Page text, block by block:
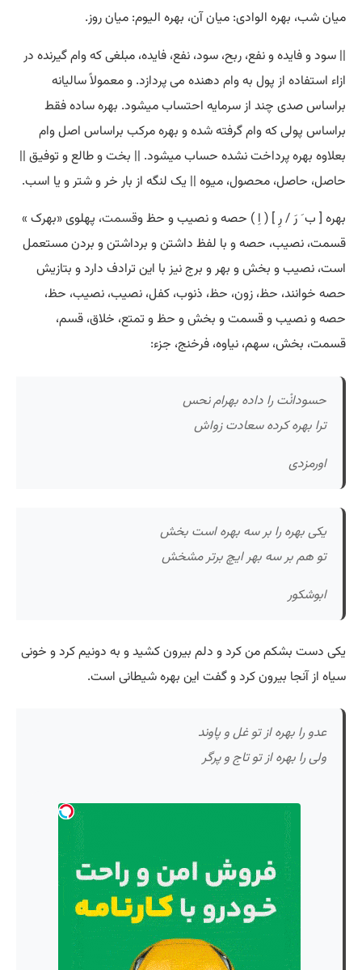
میان شب، بهره الوادی: میان آن، بهره الیوم: میان روز.
|| سود و فایده و نفع، ربح، سود، نفع، فایده، مبلغی که وام گیرنده در
ازاء استفاده از پول به وام دهنده می پردازد. و معمولاً سالیانه
براساس صدی چند از سرمایه احتساب میشود. بهره ساده فقط
براساس پولی که وام گرفته شده و بهره مرکب براساس اصل وام
بعلاوه بهره پرداخت نشده حساب میشود. || بخت و طالع و توفیق ||
حاصل، حاصل، محصول، میوه || یک لنگه از بار خر و شتر و یا اسب.
بهره [ ب َ رَ / رِ ] ( اِ ) حصه و نصیب و حظ وقسمت، پهلوی «بهرک »
قسمت، نصیب، حصه و با لفظ داشتن و برداشتن و بردن مستعمل
است، نصیب و بخش و بهر و برج نیز با این ترادف دارد و بتازیش
حصه خوانند، حظ، زون، حظ، ذنوب، کفل، نصیب، نصیب، حظ،
حصه و نصیب و قسمت و بخش و حظ و تمتع، خلاق، قسم،
قسمت، بخش، سهم، نیاوه، فرخنج، جزء:
حسودانْت را داده بهرام نحس
ترا بهره کرده سعادت زواش
اورمزدی
یکی بهره را بر سه بهره است بخش
تو هم بر سه بهر ایچ برتر مشخش
ابوشکور
یکی دست بشکم من کرد و دلم بیرون کشید و به دونیم کرد و خونی
سیاه از آنجا بیرون کرد و گفت این بهره شیطانی است.
عدو را بهره از تو غل و پاوند
ولی را بهره از تو تاج و پرگر